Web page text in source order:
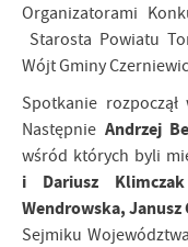
Organizatorami
Starosta Powiatu
Wójt Gminy
Spotkanie
Następnie Andrzej
wśród których byli
i Dariusz
Wendrowska, Janusz
Sejmiku